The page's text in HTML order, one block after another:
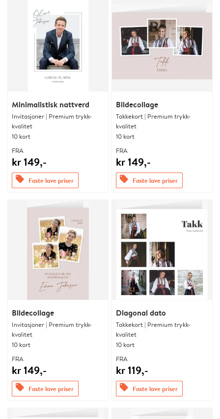
Minimalistisk nattverd
Invitasjoner | Premium trykk-
kvalitet
10 kort
FRA
kr 149,-
offers Faste lave priser
Bildecollage
Takkekort | Premium trykk-
kvalitet
10 kort
FRA
kr 149,-
offers Faste lave priser
Bildecollage
Invitasjoner | Premium trykk-
kvalitet
10 kort
FRA
kr 149,-
offers Faste lave priser
Diagonal dato
Takkekort | Premium trykk-
kvalitet
10 kort
FRA
kr 119,-
offers Faste lave priser